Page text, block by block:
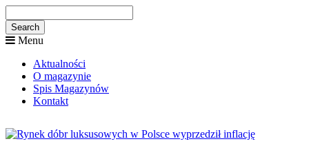
Menu
Aktualności
O magazynie
Spis Magazynów
Kontakt